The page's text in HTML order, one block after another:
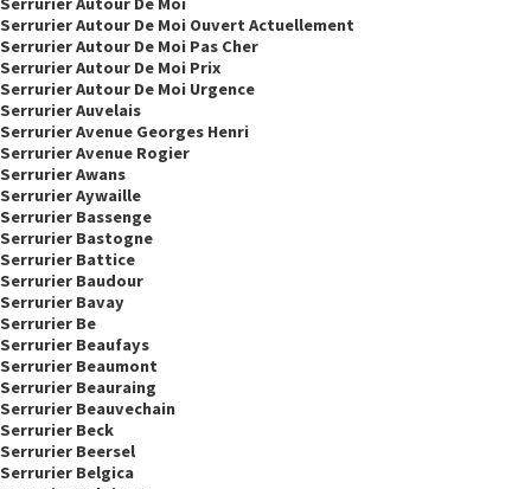
Serrurier Autour De Moi Ouvert Actuellement
Serrurier Autour De Moi Pas Cher
Serrurier Autour De Moi Prix
Serrurier Autour De Moi Urgence
Serrurier Auvelais
Serrurier Avenue Georges Henri
Serrurier Avenue Rogier
Serrurier Awans
Serrurier Aywaille
Serrurier Bassenge
Serrurier Bastogne
Serrurier Battice
Serrurier Baudour
Serrurier Bavay
Serrurier Be
Serrurier Beaufays
Serrurier Beaumont
Serrurier Beauraing
Serrurier Beauvechain
Serrurier Beck
Serrurier Beersel
Serrurier Belgica